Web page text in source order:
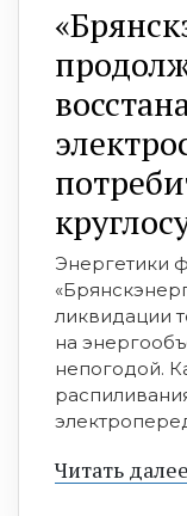
Энергетики
ликвидации
на
непогодой.
Читать далее